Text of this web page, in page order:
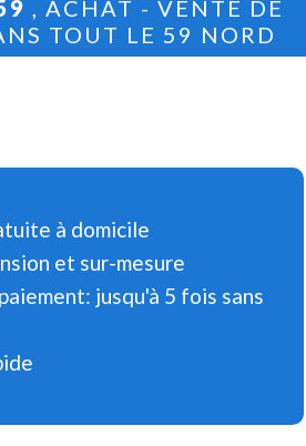
, ACHAT - VENTE DE
TOUT LE 59 NORD
à domicile
et sur-mesure
jusqu'à 5 fois sans